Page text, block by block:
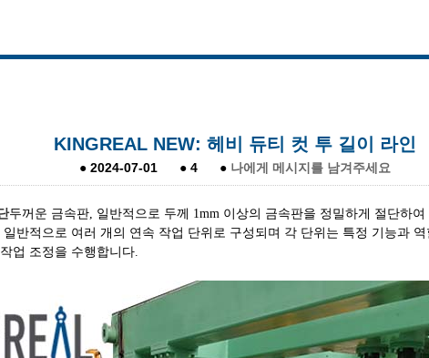
KINGREAL NEW: 헤비 듀티 컷 투 길이 라인
●2024-07-01 ●4 ● 나에게 메시지를 남겨주세요
두꺼운 금속판, 일반적으로 두께 1mm 이상의 금속판을 정밀하게 절단하
반적으로 여러 개의 연속 작업 단위로 구성되며 각 단위는 특정 기능과
업 조정을 수행합니다.